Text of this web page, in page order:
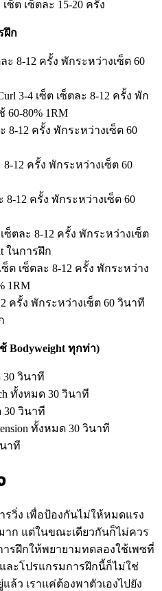
เซ็ต เซ็ตละ 15-20 ครั้ง
ฝึก
ละ 8-12 ครั้ง พักระหว่างเซ็ต 60
3-4 เซ็ต เซ็ตละ 8-12 ครั้ง พัก
60-80% 1RM
8-12 ครั้ง พักระหว่างเซ็ต 60
8-12 ครั้ง พักระหว่างเซ็ต 60
8-12 ครั้ง พักระหว่างเซ็ต 60
เซ็ตละ 8-12 ครั้ง พักระหว่างเซ็ต
ในการฝึก
เซ็ต เซ็ตละ 8-12 ครั้ง พักระหว่าง
1RM
ครั้ง พักระหว่างเซ็ต 60 วินาที
Bodyweight ทุกท่า)
30 วินาที
ทั้งหมด 30 วินาที
30 วินาที
ทั้งหมด 30 วินาที
าที
รวิ่ง เพื่อป้องกันไม่ให้หมดแรง
มาก แต่ในขณะเดียวกันก็ไม่ควร
รฝึกให้พยายามทดลองใช้เพซที่
ละโปรแกรมการฝึกนี้ก็ไม่ใช่
ล้ว เราแค่ต้องพาตัวเองไปยัง